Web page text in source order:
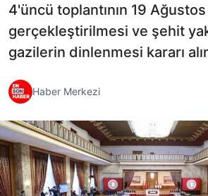
4'üncü toplantının 19 Ağustos
gerçekleştirilmesi ve şehit
gazilerin dinlenmesi kararı
Haber Merkezi